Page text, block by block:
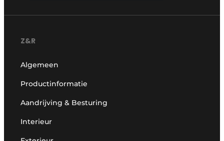
Z&R
Algemeen
Productinformatie
Aandrijving & Besturing
Interieur